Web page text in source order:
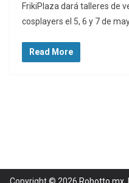
FrikiPlaza dará talleres de
cosplayers el 5, 6 y 7 de
Read More